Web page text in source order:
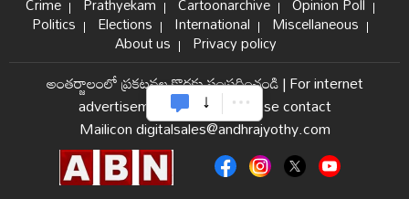
Politics Elections International Miscellaneous
About us Privacy policy
అంతర్జాలంలో ప్రకటనల కొరకు సంప్రదించండి|For internet
advertisement and sales please contact
Mailicon digitalsales@andhrajyothy.com